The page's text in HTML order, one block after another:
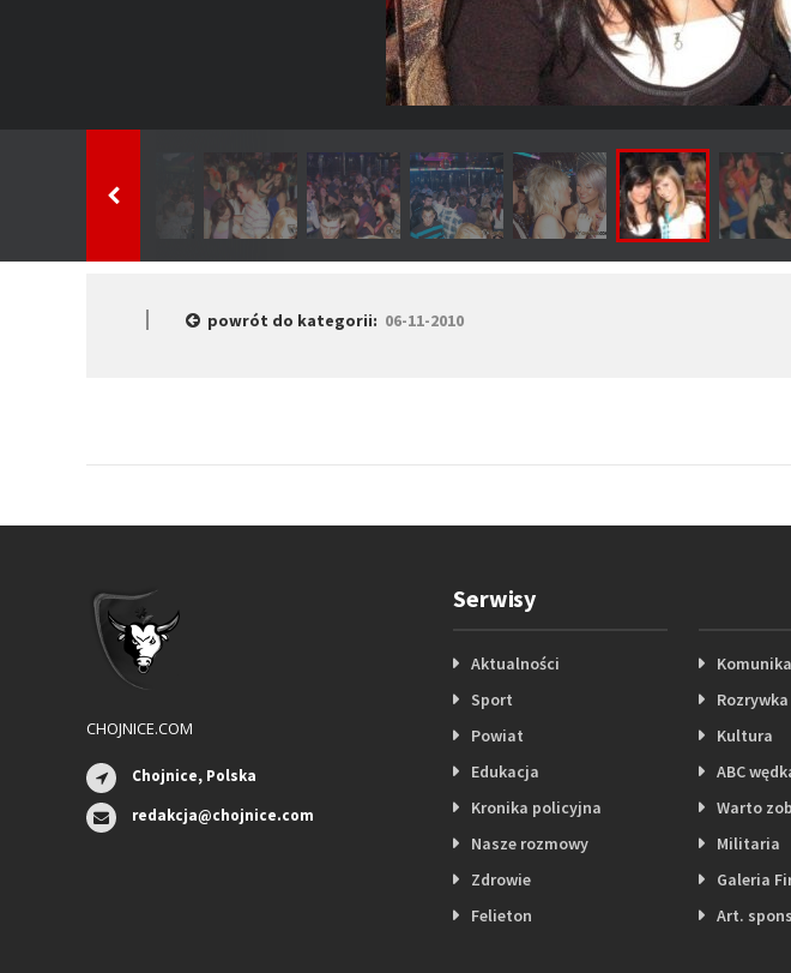
powrót do kategorii: 06-11-2010
CHOJNICE.COM
Chojnice, Polska
redakcja@chojnice.com
Serwisy
Aktualności
Sport
Powiat
Edukacja
Kronika policyjna
Nasze rozmowy
Zdrowie
Felieton
Rozrywka
Kultura
ABC
Warto
Militaria
Galeria
Art.